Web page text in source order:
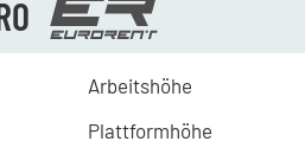
Arbeitshöhe
Plattformhöhe